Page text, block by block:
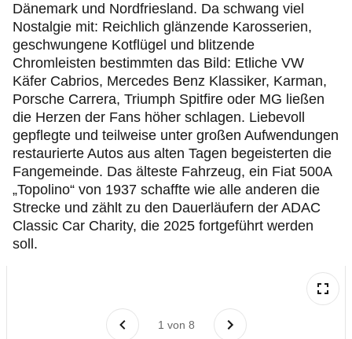
Dänemark und Nordfriesland. Da schwang viel
Nostalgie mit: Reichlich glänzende Karosserien,
geschwungene Kotflügel und blitzende
Chromleisten bestimmten das Bild: Etliche VW
Käfer Cabrios, Mercedes Benz Klassiker, Karman,
Porsche Carrera, Triumph Spitfire oder MG ließen
die Herzen der Fans höher schlagen. Liebevoll
gepflegte und teilweise unter großen Aufwendungen
restaurierte Autos aus alten Tagen begeisterten die
Fangemeinde. Das älteste Fahrzeug, ein Fiat 500A
„Topolino“ von 1937 schaffte wie alle anderen die
Strecke und zählt zu den Dauerläufern der ADAC
Classic Car Charity, die 2025 fortgeführt werden
soll.
1 von 8